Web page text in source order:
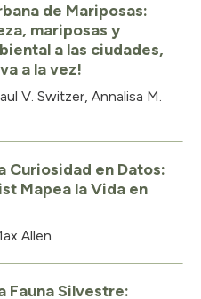
de Mariposas:
mariposas y
a las ciudades,
a la vez!
V. Switzer, Annalisa M.
Curiosidad en Datos:
Mapea la Vida en
Allen
Fauna Silvestre: